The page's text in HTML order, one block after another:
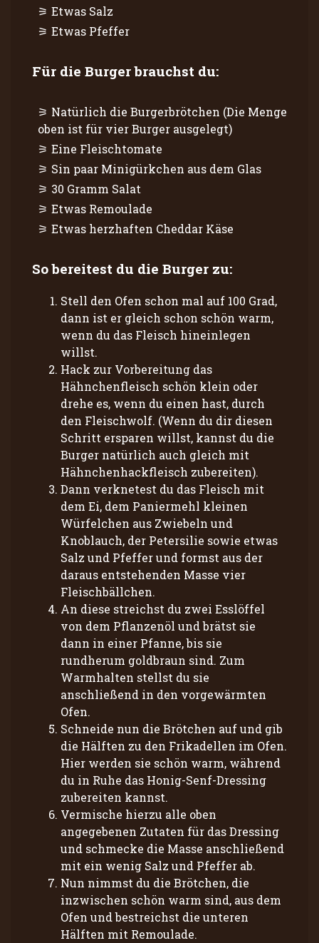
Etwas Salz
Etwas Pfeffer
Für die Burger brauchst du:
Natürlich die Burgerbrötchen (Die Menge
oben ist für vier Burger ausgelegt)
Eine Fleischtomate
Sin paar Minigürkchen aus dem Glas
30 Gramm Salat
Etwas Remoulade
Etwas herzhaften Cheddar Käse
So bereitest du die Burger zu:
Stell den Ofen schon mal auf 100 Grad,
dann ist er gleich schon schön warm,
wenn du das Fleisch hineinlegen
willst.
Hack zur Vorbereitung das
Hähnchenfleisch schön klein oder
drehe es, wenn du einen hast, durch
den Fleischwolf. (Wenn du dir diesen
Schritt ersparen willst, kannst du die
Burger natürlich auch gleich mit
Hähnchenhackfleisch zubereiten).
Dann verknetest du das Fleisch mit
dem Ei, dem Paniermehl kleinen
Würfelchen aus Zwiebeln und
Knoblauch, der Petersilie sowie etwas
Salz und Pfeffer und formst aus der
daraus entstehenden Masse vier
Fleischbällchen.
An diese streichst du zwei Esslöffel
von dem Pflanzenöl und brätst sie
dann in einer Pfanne, bis sie
rundherum goldbraun sind. Zum
Warmhalten stellst du sie
anschließend in den vorgewärmten
Ofen.
Schneide nun die Brötchen auf und gib
die Hälften zu den Frikadellen im Ofen.
Hier werden sie schön warm, während
du in Ruhe das Honig-Senf-Dressing
zubereiten kannst.
Vermische hierzu alle oben
angegebenen Zutaten für das Dressing
und schmecke die Masse anschließend
mit ein wenig Salz und Pfeffer ab.
Nun nimmst du die Brötchen, die
inzwischen schön warm sind, aus dem
Ofen und bestreichst die unteren
Hälften mit Remoulade.